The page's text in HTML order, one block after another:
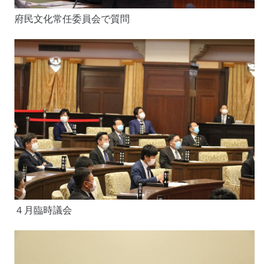
府民文化常任委員会で質問
４月臨時議会